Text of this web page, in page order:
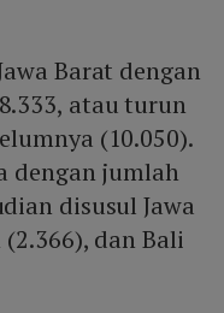
Barat dengan
atau turun
(10.050).
dengan jumlah
disusul Jawa
dan Bali